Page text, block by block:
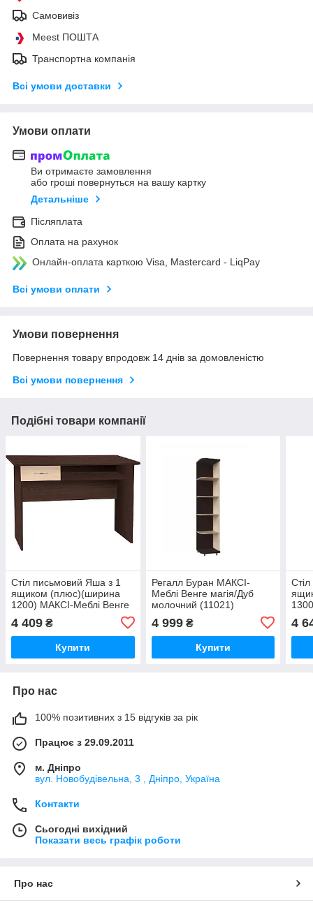
Самовивіз
Meest ПОШТА
Транспортна компанія
Всі умови доставки
Умови оплати
Ви отримаєте замовлення
або гроші повернуться на вашу картку
Детальніше
Післяплата
Оплата на рахунок
Онлайн-оплата карткою Visa, Mastercard - LiqPay
Всі умови оплати
Умови повернення
Повернення товару впродовж 14 днів за домовленістю
Всі умови повернення
Подібні товари компанії
Стіл письмовий Яша з 1
ящиком (плюс)(ширина
1200) МАКСІ-Меблі Венге
(10133)
4 409 ₴
Купити
Регалл Буран МАКСІ-
Меблі Венге магія/Дуб
молочний (11021)
4 999₴
Купити
4
Про нас
100% позитивних з 15 відгуків за рік
Працює з 29.09.2011
м. Дніпро
вул. Новобудівельна, 3 , Дніпро, Україна
Контакти
Сьогодні вихідний
Показати весь графік роботи
Про нас